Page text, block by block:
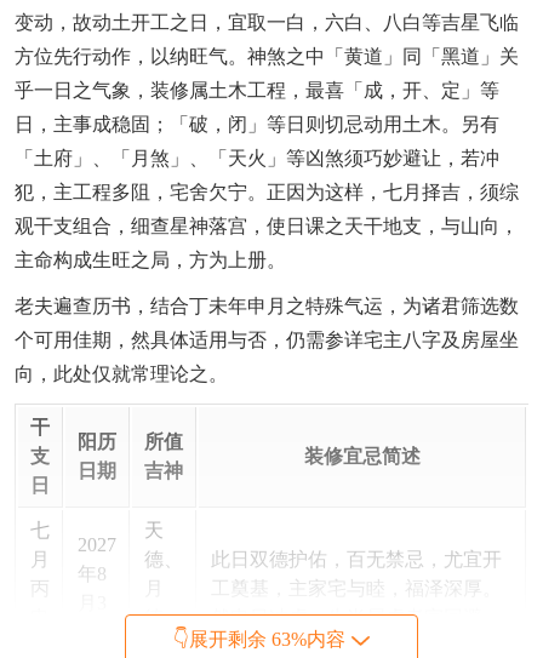
变动，故动土开工之日，宜取一白，六白、八白等吉星飞临
方位先行动作，以纳旺气。神煞之中「黄道」同「黑道」关
乎一日之气象，装修属土木工程，最喜「成，开、定」等
日，主事成稳固；「破，闭」等日则切忌动用土木。另有
「土府」、「月煞」、「天火」等凶煞须巧妙避让，若冲
犯，主工程多阻，宅舍欠宁。正因为这样，七月择吉，须综
观干支组合，细查星神落宫，使日课之天干地支，与山向，
主命构成生旺之局，方为上册。
老夫遍查历书，结合丁未年申月之特殊气运，为诸君筛选数
个可用佳期，然具体适用与否，仍需参详宅主八字及房屋坐
向，此处仅就常理论之。
干
支
日
阳历
日期
所值
吉神
装修宜忌简述
七
月
丙
2027
年8
天
德、
德、
母仓
此日双德护佑，百无禁忌，尤宜开
工奠基，主家宅与睦，福泽深厚。
然申日冲虎，生肖属虎者宜回避，
👇展开剩余 63%内容